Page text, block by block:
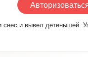
снес и вывел детенышей.